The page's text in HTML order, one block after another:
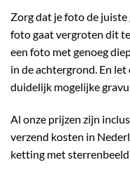
Zorg dat je foto de
foto gaat vergroten dit
een foto met genoeg
in de achtergrond. En
duidelijk mogelijke
Al onze prijzen zijn
verzend kosten in
ketting met